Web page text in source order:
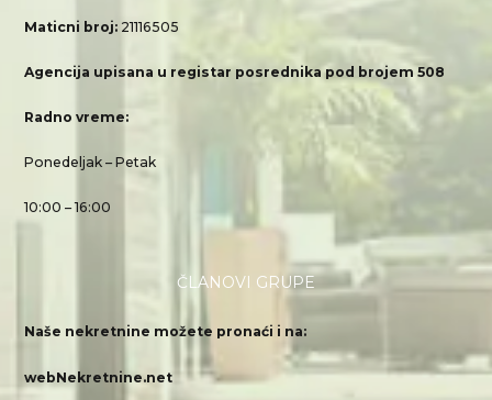
Maticni broj: 21116505
Agencija upisana u registar posrednika pod brojem 508
Radno vreme:
Ponedeljak – Petak
10:00 – 16:00
ČLANOVI GRUPE
Naše nekretnine možete pronaći i na:
webNekretnine.net